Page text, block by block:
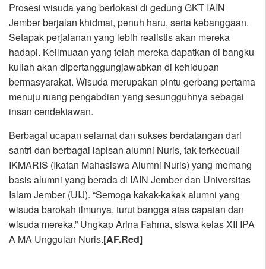
Prosesi wisuda yang berlokasi di gedung GKT IAIN
Jember berjalan khidmat, penuh haru, serta kebanggaan.
Setapak perjalanan yang lebih realistis akan mereka
hadapi. Keilmuaan yang telah mereka dapatkan di bangku
kuliah akan dipertanggungjawabkan di kehidupan
bermasyarakat. Wisuda merupakan pintu gerbang pertama
menuju ruang pengabdian yang sesungguhnya sebagai
insan cendekiawan.
Berbagai ucapan selamat dan sukses berdatangan dari
santri dan berbagai lapisan alumni Nuris, tak terkecuali
IKMARIS (Ikatan Mahasiswa Alumni Nuris) yang memang
basis alumni yang berada di IAIN Jember dan Universitas
Islam Jember (UIJ). “Semoga kakak-kakak alumni yang
wisuda barokah ilmunya, turut bangga atas capaian dan
wisuda mereka.” Ungkap Arina Fahma, siswa kelas XII IPA
A MA Unggulan Nuris.[AF.Red]